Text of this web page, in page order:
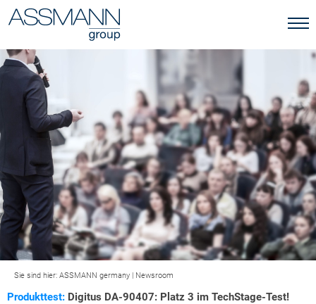
Sie sind hier: ASSMANN germany | Newsroom
Produkttest: Digitus DA-90407: Platz 3 im TechStage-Test!